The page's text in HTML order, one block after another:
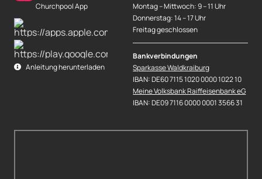
Churchpool App
Anleitung herunterladen
Montag – Mittwoch: 9 – 11 Uhr
Donnerstag: 14 – 17 Uhr
Freitag geschlossen
Bankverbindungen
Sparkasse Waldkraiburg
IBAN: DE60 7115 1020 0000 1022 10
Meine Volksbank Raiffeisenbank eG
IBAN: DE09 7116 0000 0001 3566 31